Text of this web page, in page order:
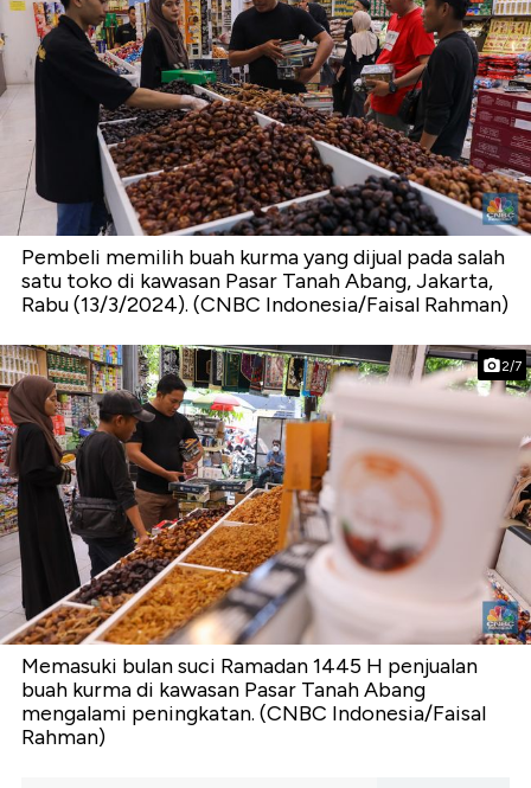
Pembeli memilih buah kurma yang dijual pada salah
satu toko di kawasan Pasar Tanah Abang, Jakarta,
Rabu (13/3/2024). (CNBC Indonesia/Faisal Rahman)
2/7
Memasuki bulan suci Ramadan 1445 H penjualan
buah kurma di kawasan Pasar Tanah Abang
mengalami peningkatan. (CNBC Indonesia/Faisal
Rahman)